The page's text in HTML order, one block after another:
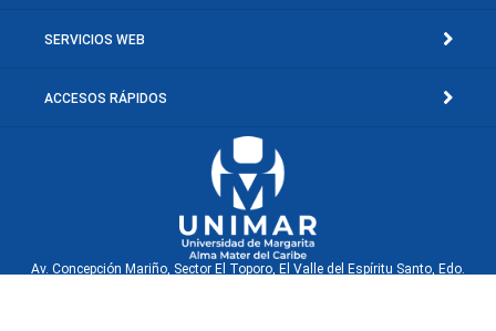
SERVICIOS WEB
ACCESOS RÁPIDOS
Av. Concepción Mariño, Sector El Toporo, El Valle del Espíritu Santo, Edo.